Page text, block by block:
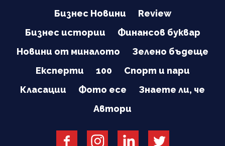
Бизнес Новини
Review
Бизнес истории
Финансов буквар
Новини от миналото
Зелено бъдеще
Експерти
100
Спорт и пари
Класации
Фото есе
Знаете ли, че
Автори